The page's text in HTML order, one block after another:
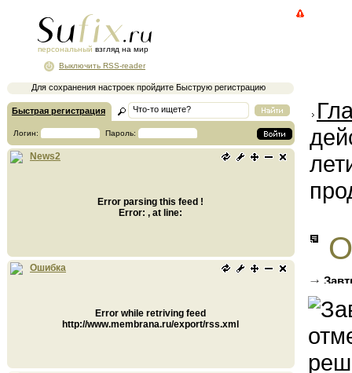
персональный взгляд на мир
Для сохранения настроек пройдите Быструю регистрацию
Выключить RSS-reader
Быстрая регистрация
Логин: Пароль:
News2
Error parsing this feed !
Error: , at line:
Ошибка
Error while retriving feed
http://www.membrana.ru/export/rss.xml